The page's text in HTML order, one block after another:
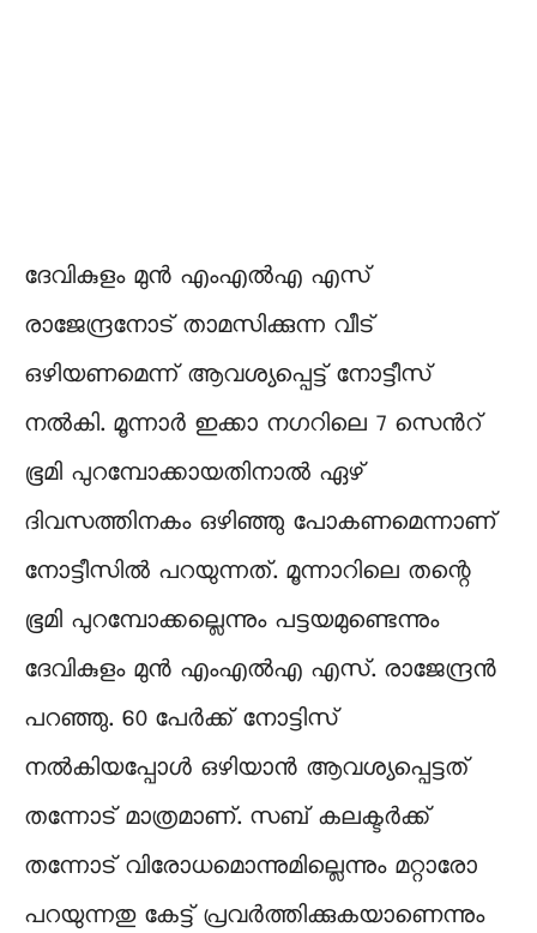
ദേവികുളം മുൻ എംഎൽഎ എസ്
രാജേന്ദ്രനോട് താമസിക്കുന്ന വീട്
ഒഴിയണമെന്ന് ആവശ്യപ്പെട്ട് നോട്ടീസ്
നൽകി. മൂന്നാർ ഇക്കാ നഗറിലെ 7 സെൻറ്
ഭൂമി പുറമ്പോക്കായതിനാൽ ഏഴ്
ദിവസത്തിനകം ഒഴിഞ്ഞു പോകണമെന്നാണ്
നോട്ടീസിൽ പറയുന്നത്. മൂന്നാറിലെ തന്റെ
ഭൂമി പുറമ്പോക്കല്ലെന്നും പട്ടയമുണ്ടെന്നും
ദേവികുളം മുൻ എംഎൽഎ എസ്. രാജേന്ദ്രൻ
പറഞ്ഞു. 60 പേർക്ക് നോട്ടിസ്
നൽകിയപ്പോൾ ഒഴിയാൻ ആവശ്യപ്പെട്ടത്
തന്നോട് മാത്രമാണ്. സബ് കലക്ടര്‍ക്ക്
തന്നോട് വിരോധമൊന്നുമില്ലെന്നും മറ്റാരോ
പറയുന്നതു കേട്ട് പ്രവര്‍ത്തിക്കുകയാണെന്നും